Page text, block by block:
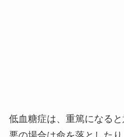
低血糖症は、重篤になる